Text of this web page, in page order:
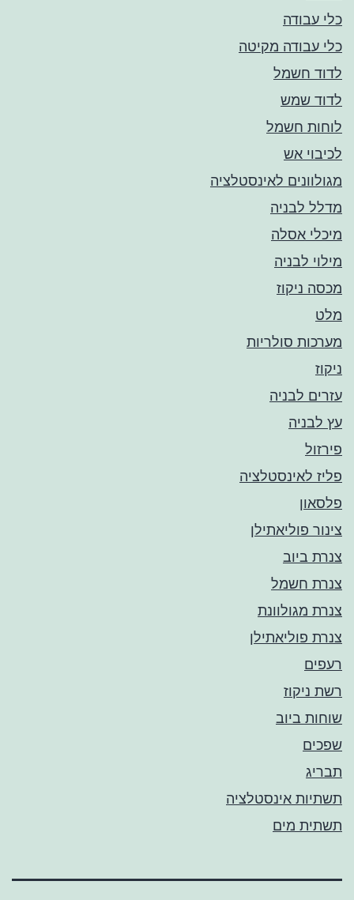
כלי עבודה
כלי עבודה מקיטה
לדוד חשמל
לדוד שמש
לוחות חשמל
לכיבוי אש
מגולוונים לאינסטלציה
מדלל לבניה
מיכלי אסלה
מילוי לבניה
מכסה ניקוז
מלט
מערכות סולריות
ניקוז
עזרים לבניה
עץ לבניה
פירזול
פליז לאינסטלציה
פלסאון
צינור פוליאתילן
צנרת ביוב
צנרת חשמל
צנרת מגולוונת
צנרת פוליאתילן
רעפים
רשת ניקוז
שוחות ביוב
שפכים
תבריג
תשתיות אינסטלציה
תשתית מים